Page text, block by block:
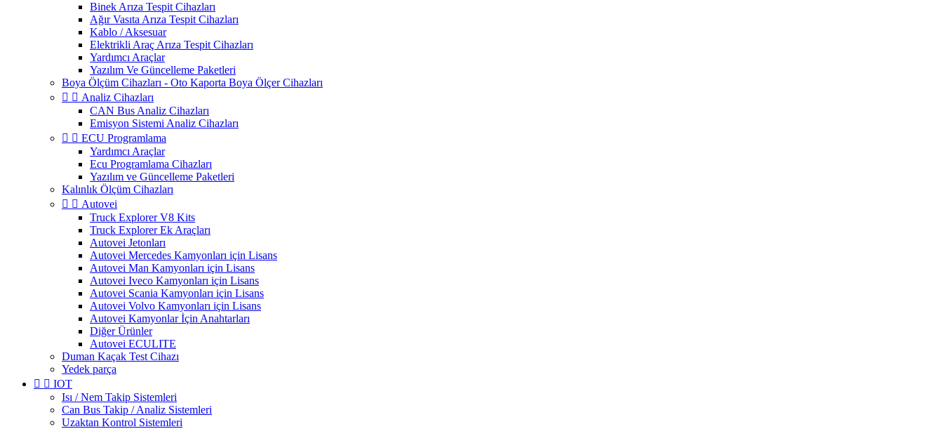
Binek Arıza Tespit Cihazları
Ağır Vasıta Arıza Tespit Cihazları
Kablo / Aksesuar
Elektrikli Araç Arıza Tespit Cihazları
Yardımcı Araçlar
Yazılım Ve Güncelleme Paketleri
Boya Ölçüm Cihazları - Oto Kaporta Boya Ölçer Cihazları
  Analiz Cihazları
CAN Bus Analiz Cihazları
Emisyon Sistemi Analiz Cihazları
  ECU Programlama
Yardımcı Araçlar
Ecu Programlama Cihazları
Yazılım ve Güncelleme Paketleri
Kalınlık Ölçüm Cihazları
  Autovei
Truck Explorer V8 Kits
Truck Explorer Ek Araçları
Autovei Jetonları
Autovei Mercedes Kamyonları için Lisans
Autovei Man Kamyonları için Lisans
Autovei Iveco Kamyonları için Lisans
Autovei Scania Kamyonları için Lisans
Autovei Volvo Kamyonları için Lisans
Autovei Kamyonlar İçin Anahtarları
Diğer Ürünler
Autovei ECULITE
Duman Kaçak Test Cihazı
Yedek parça
  IOT
Isı / Nem Takip Sistemleri
Can Bus Takip / Analiz Sistemleri
Uzaktan Kontrol Sistemleri